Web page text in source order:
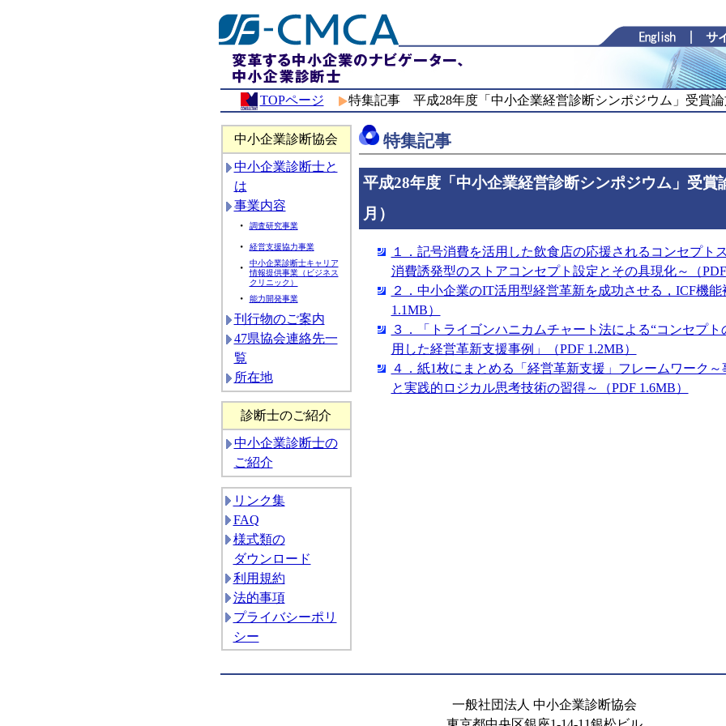
TOPページ 特集記事 平成28年度「中小企業経営診断シンポジウム」受賞論
中小企業診断協会
中小企業診断士と
は
事業内容
・
調査研究事業
・ 経営支援協力事業
・
中小企業診断士キャリア
情報提供事業（ビジネス
クリニック）
・ 能力開発事業
刊行物のご案内
47県協会連絡先一
覧
所在地
診断士のご紹介
中小企業診断士の
ご紹介
リンク集
FAQ
様式類の
ダウンロード
利用規約
法的事項
プライバシーポリ
シー
特集記事
平成28年度「中小企業経営診断シンポジウム」受賞
月）
１．記号消費を活用した飲食店の応援されるコンセプト
消費誘発型のストアコンセプト設定とその具現化～（PDF
２．中小企業のIT活用型経営革新を成功させる，ICF機
1.1MB）
３．「トライゴンハニカムチャート法による“コンセプ
用した経営革新支援事例」（PDF 1.2MB）
４．紙1枚にまとめる「経営革新支援」フレームワーク～
と実践的ロジカル思考技術の習得～（PDF 1.6MB）
一般社団法人 中小企業診断協会